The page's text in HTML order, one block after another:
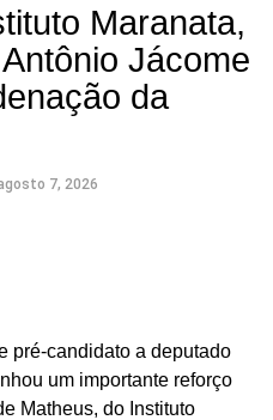
pontuais”, dizem os
à Câmara dos
(BA)
Maranata,
Jácome
da
7, 2026
pré-candidato a deputado
um importante reforço
Matheus, do Instituto